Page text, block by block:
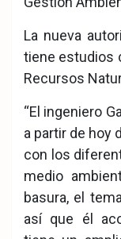
La nueva
tiene estudios
Recursos
“El ingeniero
a partir de hoy
con los
medio
basura, el
así que él